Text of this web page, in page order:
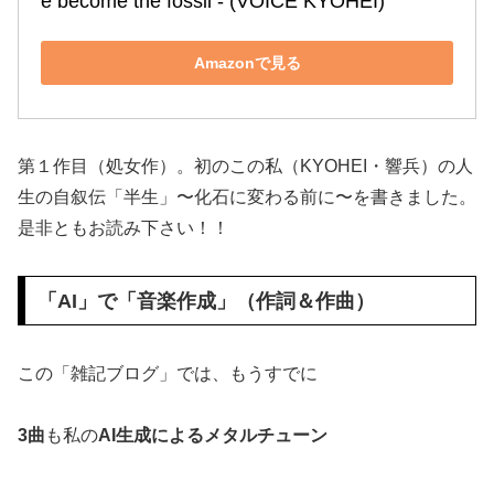
Amazonで見る
第１作目（処女作）。初のこの私（KYOHEI・響兵）の人
生の自叙伝「半生」〜化石に変わる前に〜を書きました。
是非ともお読み下さい！！
「AI」で「音楽作成」（作詞＆作曲）
この「雑記ブログ」では、もうすでに
3曲 も私のAI生成によるメタルチューン